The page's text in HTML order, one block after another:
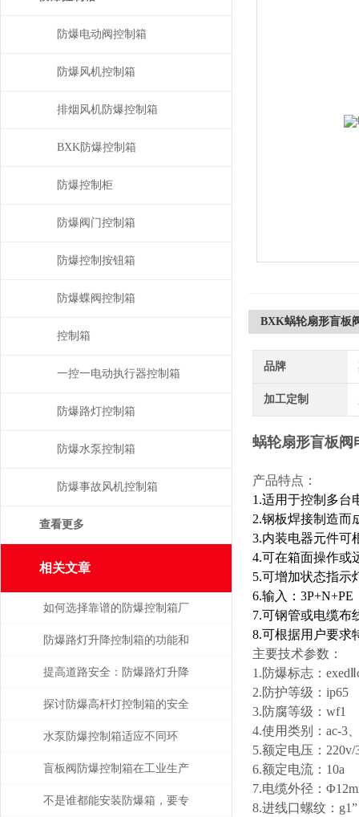
BXK蜗轮扇形盲板
品牌
加工定制
蜗轮扇形盲板阀
产品特点：
1.适用于控制多台
2.钢板焊接制造而
3.内装电器元件可
4.可在箱面操作或
5.可增加状态指示
6.输入：3P+N+PE
7.可钢管或电缆布
8.可根据用户要求
主要技术参数：
1.防爆标志：
2.防护等级：ip65
3.防腐等级：wf1
4.使用类别：ac-3
5.额定电压：220v/
6.额定电流：10a
7.电缆外径：
8.进线口螺纹：g1”
防爆电动阀控制箱
防爆风机控制箱
排烟风机防爆控制箱
BXK防爆控制箱
防爆控制柜
防爆阀门控制箱
防爆控制按钮箱
防爆蝶阀控制箱
控制箱
一控一电动执行器控制箱
防爆路灯控制箱
防爆水泵控制箱
防爆事故风机控制箱
查看更多
相关文章
如何选择靠谱的防爆控制箱厂
家？
防爆路灯升降控制箱的功能和
优势解析
提高道路安全：防爆路灯升降
控制箱的重要作用
探讨防爆高杆灯控制箱的安全
性与实用性
水泵防爆控制箱适应不同环
境，保障安全运行
盲板阀防爆控制箱在工业生产
中具有很多的优势
不是谁都能安装防爆箱，要专